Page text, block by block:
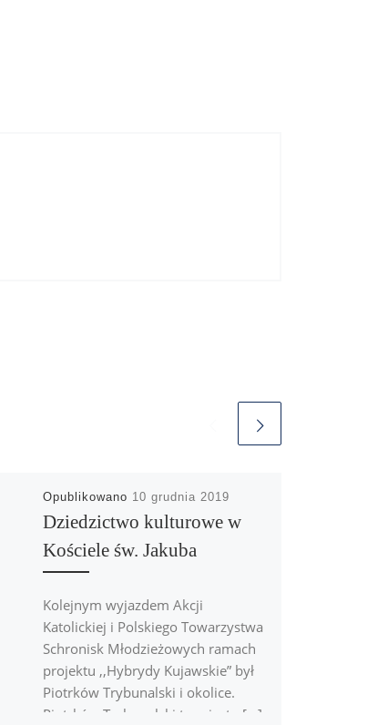
Opublikowano 10 grudnia 2019
Dziedzictwo kulturowe w
Kościele św. Jakuba
Kolejnym wyjazdem Akcji
Katolickiej i Polskiego Towarzystwa
Schronisk Młodzieżowych ramach
projektu ,,Hybrydy Kujawskie” był
Piotrków Trybunalski i okolice.
Piotrków Trybunalski to miasto […]